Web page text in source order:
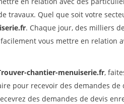
travaux. Quel que soit votre
. Chaque jour, des milliers
vous mettre en relation
chantier-menuiserie.fr,
pour recevoir des demandes de
des demandes de devis